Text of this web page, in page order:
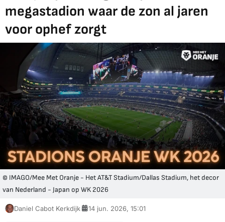
megastadion waar de zon al jaren
voor ophef zorgt
© IMAGO/Mee Met Oranje - Het AT&T Stadium/Dallas Stadium, het decor
van Nederland - Japan op WK 2026
Daniel Cabot Kerkdijk 14 jun. 2026, 15:01